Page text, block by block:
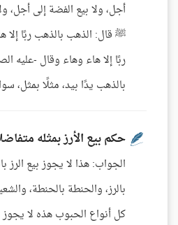
أجل، ولا بيع الفضة إلى أجل،
ﷺ قال: الذهب بالذهب ربًا إلا
ربًا إلا هاء وهاء وقال -عليه
بالذهب يدًا بيد، مثلًا بمثل،
حكم بيع الأرز بمثله
الجواب: هذا لا يجوز بيع الرز
بالرز، والحنطة بالحنطة،
كل أنواع الحبوب هذه لا يجوز